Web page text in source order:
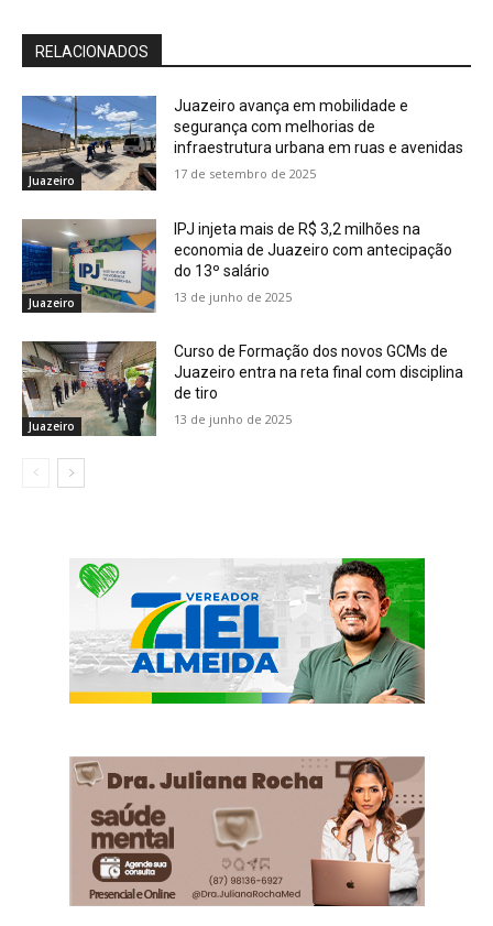
RELACIONADOS
Juazeiro
Juazeiro avança em mobilidade e
segurança com melhorias de
infraestrutura urbana em ruas e avenidas
17 de setembro de 2025
Juazeiro
IPJ injeta mais de R$ 3,2 milhões na
economia de Juazeiro com antecipação
do 13º salário
13 de junho de 2025
Juazeiro
Curso de Formação dos novos GCMs de
Juazeiro entra na reta final com disciplina
de tiro
13 de junho de 2025